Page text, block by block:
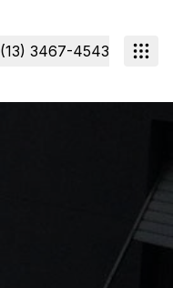
(13) 3467-4543